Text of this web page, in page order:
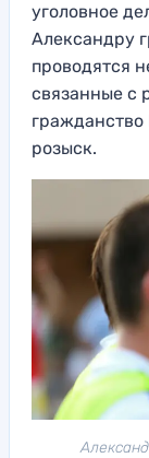
уголовное
Александру
проводятся
связанные с
розыск.